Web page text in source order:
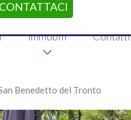
Immobili Contatti
CONTATTACI
Benedetto del Tronto